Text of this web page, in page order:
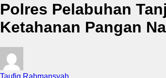
Polres Pelabuhan
Ketahanan Pangan
Taufiq Rahmansyah